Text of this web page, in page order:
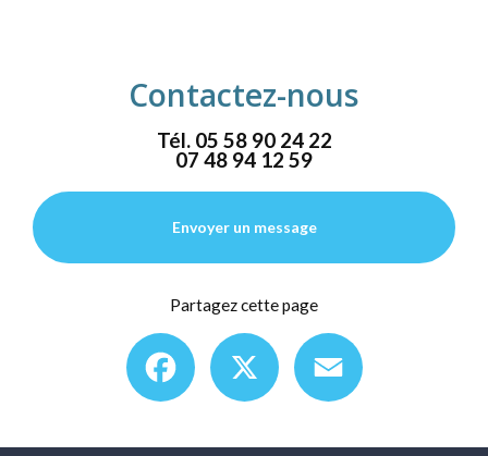
Contactez-nous
Tél. 05 58 90 24 22
07 48 94 12 59
Envoyer un message
Partagez cette page
Facebook